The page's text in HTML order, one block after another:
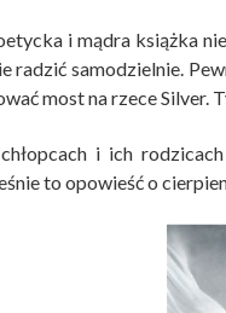
i mądra książka
radzić samodzielnie.
most na rzece Silver.
i ich
to opowieść o